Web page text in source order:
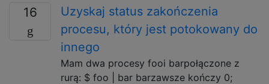
16
Uzyskaj status zakończenia
procesu, który jest potokowany do
innego
Mam dwa procesy fooi barpołączone z
rurą: $ foo | bar barzawsze kończy 0;